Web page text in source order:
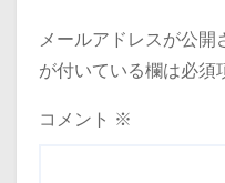
メールアドレスが公開
が付いている欄は必須
コメント ※